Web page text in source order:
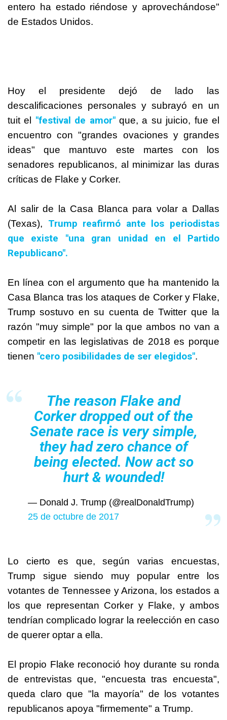
entero ha estado riéndose y aprovechándose"
de Estados Unidos.
Hoy el presidente dejó de lado las
descalificaciones personales y subrayó en un
tuit el "festival de amor"que, a su juicio, fue el
encuentro con "grandes ovaciones y grandes
ideas" que mantuvo este martes con los
senadores republicanos, al minimizar las duras
críticas de Flake y Corker.
Al salir de la Casa Blanca para volar a Dallas
(Texas), Trump reafirmó ante los periodistas
que existe "una gran unidad en el Partido
Republicano".
En línea con el argumento que ha mantenido la
Casa Blanca tras los ataques de Corker y Flake,
Trump sostuvo en su cuenta de Twitter que la
razón "muy simple" por la que ambos no van a
competir en las legislativas de 2018 es porque
tienen "cero posibilidades de ser elegidos".
The reason Flake and
Corker dropped out of the
Senate race is very simple,
they had zero chance of
being elected. Now act so
hurt & wounded!
— Donald J. Trump (@realDonaldTrump)
25 de octubre de 2017
Lo cierto es que, según varias encuestas,
Trump sigue siendo muy popular entre los
votantes de Tennessee y Arizona, los estados a
los que representan Corker y Flake, y ambos
tendrían complicado lograr la reelección en caso
de querer optar a ella.
El propio Flake reconoció hoy durante su ronda
de entrevistas que, "encuesta tras encuesta",
queda claro que "la mayoría" de los votantes
republicanos apoya "firmemente" a Trump.